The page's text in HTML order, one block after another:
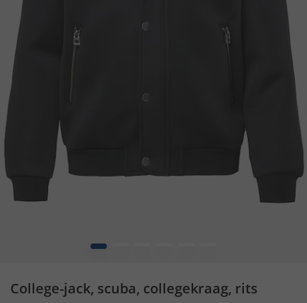
1
College-jack, scuba, collegekraag, rits